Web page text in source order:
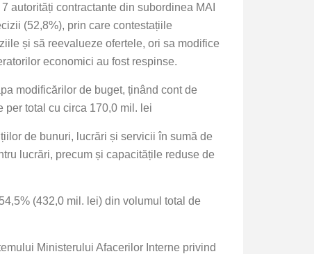
autorități contractante din subordinea MAI
(52,8%), prin care contestațiile
și să reevalueze ofertele, ori sa modifice
economici au fost respinse.
modificărilor de buget, ținând cont de
total cu circa 170,0 mil. lei
de bunuri, lucrări și servicii în sumă de
lucrări, precum și capacitățile reduse de
(432,0 mil. lei) din volumul total de
Ministerului Afacerilor Interne privind